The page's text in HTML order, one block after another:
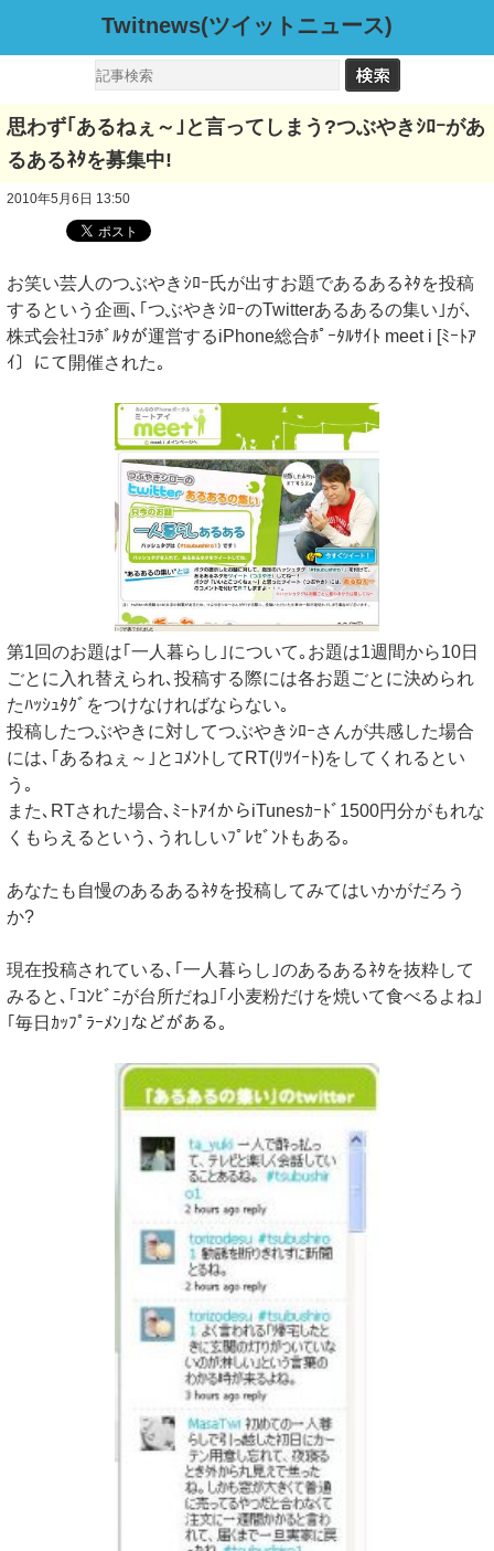
Twitnews(ツイットニュース)
思わず｢あるねぇ～｣と言ってしまう?つぶやきｼﾛｰがあ
るあるﾈﾀを募集中!
2010年5月6日 13:50
お笑い芸人のつぶやきｼﾛｰ氏が出すお題であるあるﾈﾀを投稿
するという企画､｢つぶやきｼﾛｰのTwitterあるあるの集い｣が､
株式会社ｺﾗﾎﾞﾙﾀが運営するiPhone総合ﾎﾟｰﾀﾙｻｲﾄ meet i [ﾐｰﾄｱ
ｲ〕にて開催された｡
第1回のお題は｢一人暮らし｣について｡お題は1週間から10日
ごとに入れ替えられ､投稿する際には各お題ごとに決められ
たﾊｯｼｭﾀｸﾞをつけなければならない｡
投稿したつぶやきに対してつぶやきｼﾛｰさんが共感した場合
には､｢あるねぇ～｣とｺﾒﾝﾄしてRT(ﾘﾂｲｰﾄ)をしてくれるとい
う｡
また､RTされた場合､ﾐｰﾄｱｲからiTunesｶｰﾄﾞ1500円分がもれな
くもらえるという､うれしいﾌﾟﾚｾﾞﾝﾄもある｡
あなたも自慢のあるあるﾈﾀを投稿してみてはいかがだろう
か?
現在投稿されている､｢一人暮らし｣のあるあるﾈﾀを抜粋して
みると､｢ｺﾝﾋﾞﾆが台所だね｣｢小麦粉だけを焼いて食べるよね｣
｢毎日ｶｯﾌﾟﾗｰﾒﾝ｣などがある｡